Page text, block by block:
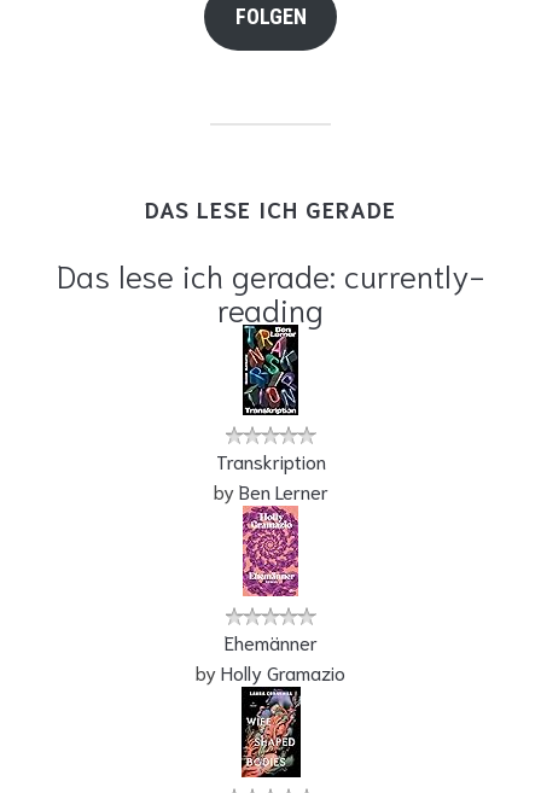
FOLGEN
DAS LESE ICH GERADE
Das lese ich gerade: currently-
reading
Transkription
byBen Lerner
Ehemänner
byHolly Gramazio